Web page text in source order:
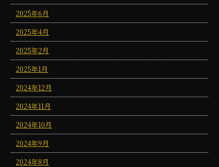
2025年6月
2025年4月
2025年2月
2025年1月
2024年12月
2024年11月
2024年10月
2024年9月
2024年8月